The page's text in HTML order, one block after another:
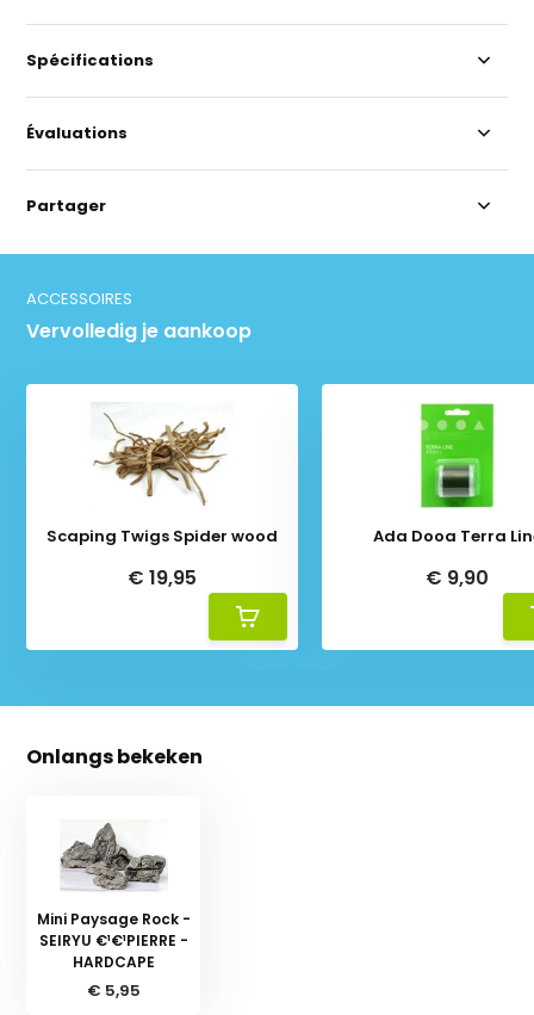
Spécifications
Évaluations
Partager
ACCESSOIRES
Vervolledig je aankoop
Scaping Twigs Spider wood
€ 19,95
Ada Dooa Terra
€ 9,90
Onlangs bekeken
Mini Paysage Rock -
SEIRYU €¹€¹PIERRE -
HARDCAPE
€ 5,95